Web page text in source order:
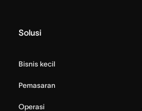
Solusi
Bisnis kecil
Pemasaran
Operasi